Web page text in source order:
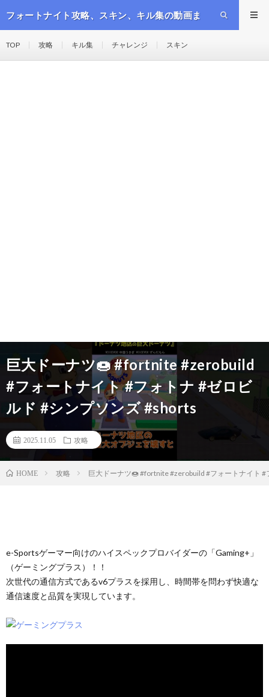
フォートナイト攻略、スキン、キル集の動画ま
TOP 攻略 キル集 チャレンジ スキン
巨大ドーナツ🍩 #fortnite #zerobuild
#フォートナイト #フォトナ #ゼロビ
ルド #シンプソンズ #shorts
2025.11.05 攻略
HOME 攻略 巨大ドーナツ🍩 #fortnite #zerobuild #フォートナイト
e-Sportsゲーマー向けのハイスペックプロバイダーの「Gaming+」
（ゲーミングプラス）！！
次世代の通信方式であるv6プラスを採用し、時間帯を問わず快適な
通信速度と品質を実現しています。